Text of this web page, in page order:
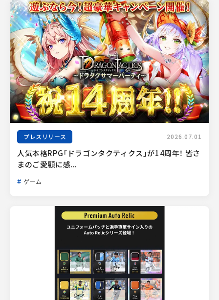
プレスリリース 2026.07.01
人気本格RPG「ドラゴンタクティクス」が14周年！ 皆さ
まのご愛顧に感...
ゲーム